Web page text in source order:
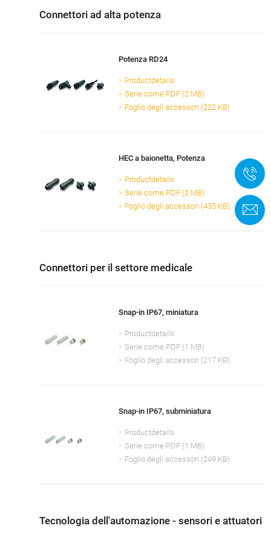
Connettori ad alta potenza
Potenza RD24
Productdetails
Serie come PDF (2 MB)
Foglio degli accessori (222 KB)
HEC a baionetta, Potenza
Productdetails
Serie come PDF (2 MB)
Foglio degli accessori (435 KB)
Connettori per il settore medicale
Snap-in IP67, miniatura
Productdetails
Serie come PDF (1 MB)
Foglio degli accessori (217 KB)
Snap-in IP67, subminiatura
Productdetails
Serie come PDF (1 MB)
Foglio degli accessori (249 KB)
Tecnologia dell'automazione - sensori e attuatori